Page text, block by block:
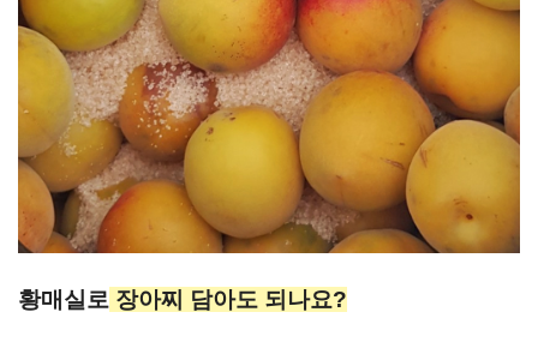
황매실로 장아찌 담아도 되나요?